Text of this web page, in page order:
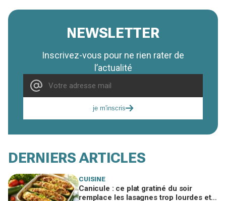
NEWSLETTER
Inscrivez-vous pour ne rien rater de
l’actualité
je m'inscris
DERNIERS ARTICLES
CUISINE
Canicule : ce plat gratiné du soir
remplace les lasagnes trop lourdes et